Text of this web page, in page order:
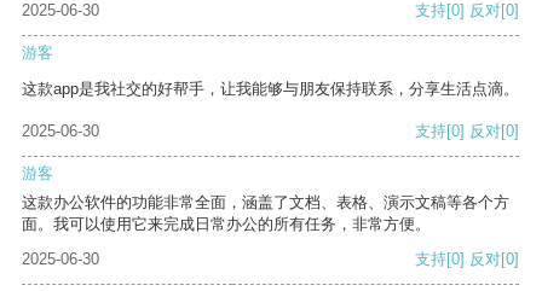
2025-06-30
支持[0] 反对[0]
游客
这款app是我社交的好帮手，让我能够与朋友保持联系，分享生活点滴。
2025-06-30 支持[0] 反对[0]
游客
这款办公软件的功能非常全面，涵盖了文档、表格、演示文稿等各个方
面。我可以使用它来完成日常办公的所有任务，非常方便。
2025-06-30
支持[0] 反对[0]